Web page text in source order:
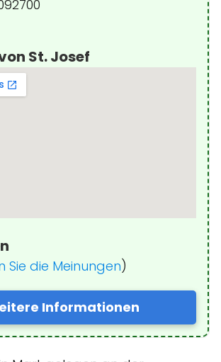
St. Josef
Sie die Meinungen)
Informationen